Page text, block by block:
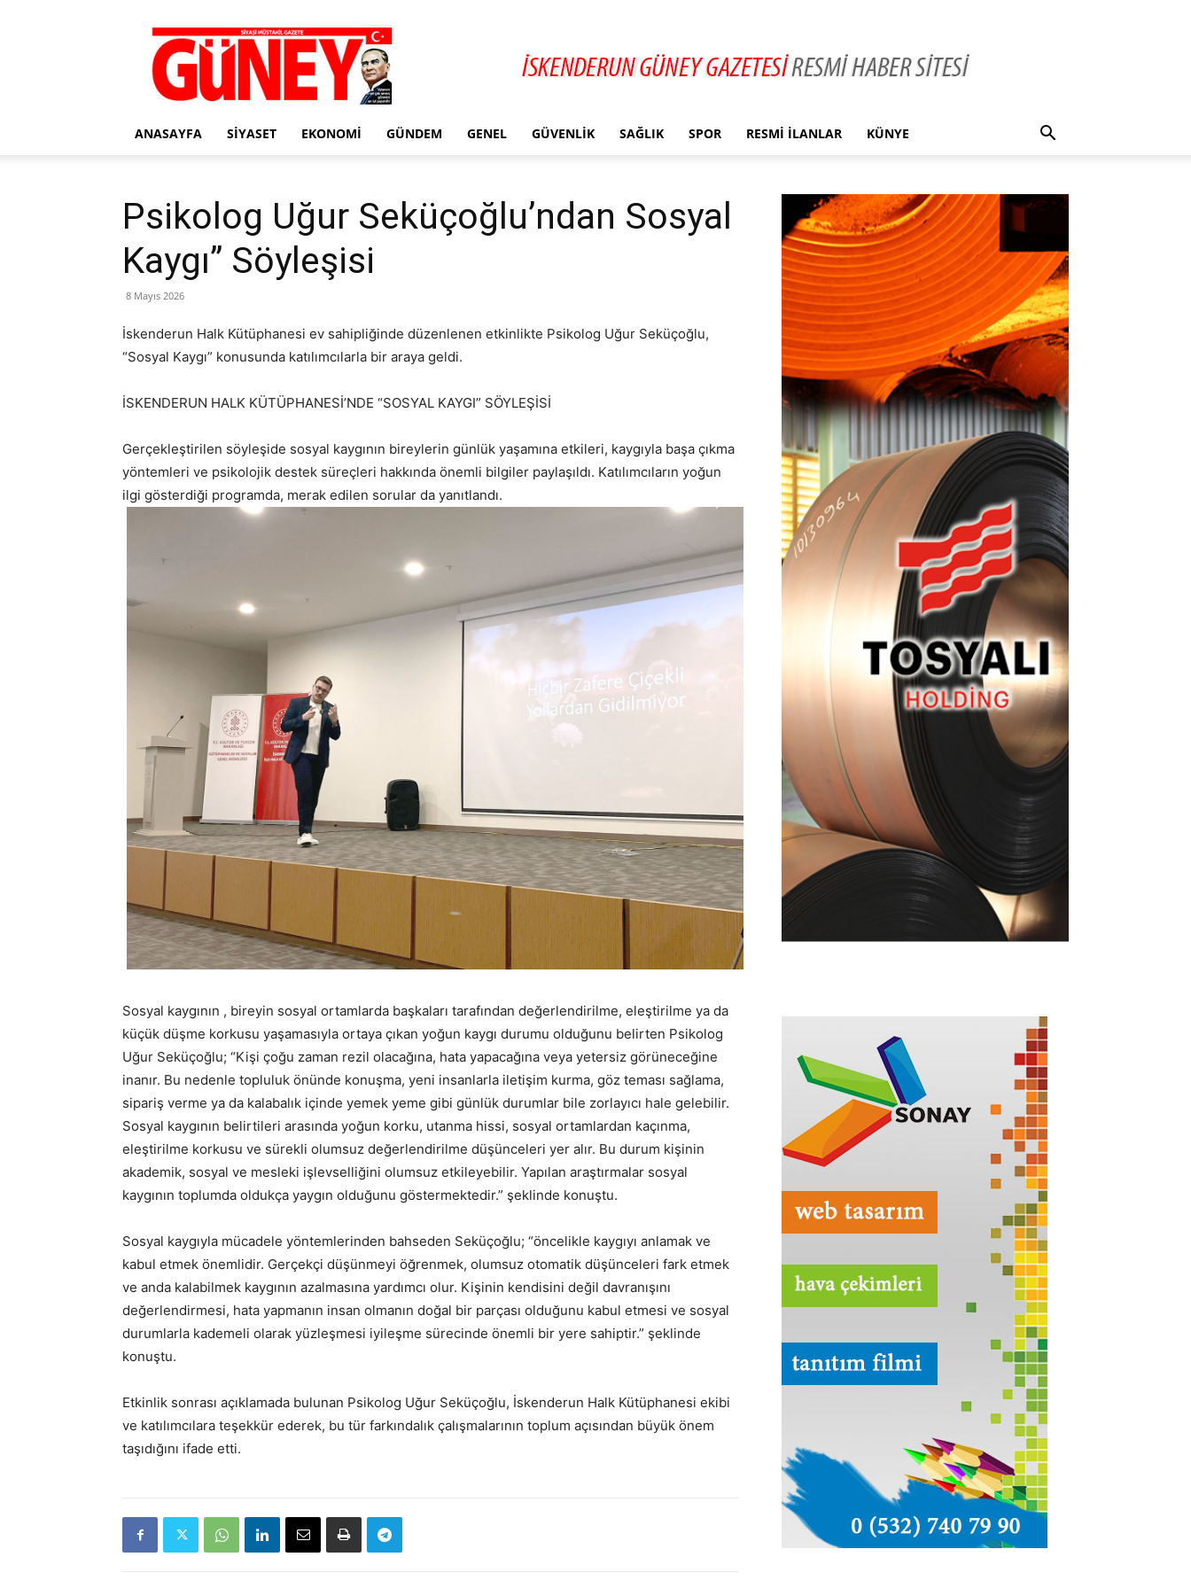
Gazete
Güney
ANASAYFA SIYASET EKONOMI GÜNDEM GENEL GÜVENLIK SAĞLIK SPOR RESMI İLANLAR KÜNYE
Psikolog Uğur Seküçoğlu’ndan Sosyal
Kaygı” Söyleşisi
8 Mayıs 2026
İskenderun Halk Kütüphanesi ev sahipliğinde düzenlenen etkinlikte Psikolog Uğur Seküçoğlu,
“Sosyal Kaygı” konusunda katılımcılarla bir araya geldi.
İSKENDERUN HALK KÜTÜPHANESİ’NDE “SOSYAL KAYGI” SÖYLEŞİSİ
Gerçekleştirilen söyleşide sosyal kaygının bireylerin günlük yaşamına etkileri, kaygıyla başa çıkma
yöntemleri ve psikolojik destek süreçleri hakkında önemli bilgiler paylaşıldı. Katılımcıların yoğun
ilgi gösterdiği programda, merak edilen sorular da yanıtlandı.
Sosyal kaygının , bireyin sosyal ortamlarda başkaları tarafından değerlendirilme, eleştirilme ya da
küçük düşme korkusu yaşamasıyla ortaya çıkan yoğun kaygı durumu olduğunu belirten Psikolog
Uğur Seküçoğlu; “Kişi çoğu zaman rezil olacağına, hata yapacağına veya yetersiz görüneceğine
inanır. Bu nedenle topluluk önünde konuşma, yeni insanlarla iletişim kurma, göz teması sağlama,
sipariş verme ya da kalabalık içinde yemek yeme gibi günlük durumlar bile zorlayıcı hale gelebilir.
Sosyal kaygının belirtileri arasında yoğun korku, utanma hissi, sosyal ortamlardan kaçınma,
eleştirilme korkusu ve sürekli olumsuz değerlendirilme düşünceleri yer alır. Bu durum kişinin
akademik, sosyal ve mesleki işlevselliğini olumsuz etkileyebilir. Yapılan araştırmalar sosyal
kaygının toplumda oldukça yaygın olduğunu göstermektedir.” şeklinde konuştu.
Sosyal kaygıyla mücadele yöntemlerinden bahseden Seküçoğlu; “öncelikle kaygıyı anlamak ve
kabul etmek önemlidir. Gerçekçi düşünmeyi öğrenmek, olumsuz otomatik düşünceleri fark etmek
ve anda kalabilmek kaygının azalmasına yardımcı olur. Kişinin kendisini değil davranışını
değerlendirmesi, hata yapmanın insan olmanın doğal bir parçası olduğunu kabul etmesi ve sosyal
durumlarla kademeli olarak yüzleşmesi iyileşme sürecinde önemli bir yere sahiptir.” şeklinde
konuştu.
Etkinlik sonrası açıklamada bulunan Psikolog Uğur Seküçoğlu, İskenderun Halk Kütüphanesi ekibi
ve katılımcılara teşekkür ederek, bu tür farkındalık çalışmalarının toplum açısından büyük önem
taşıdığını ifade etti.